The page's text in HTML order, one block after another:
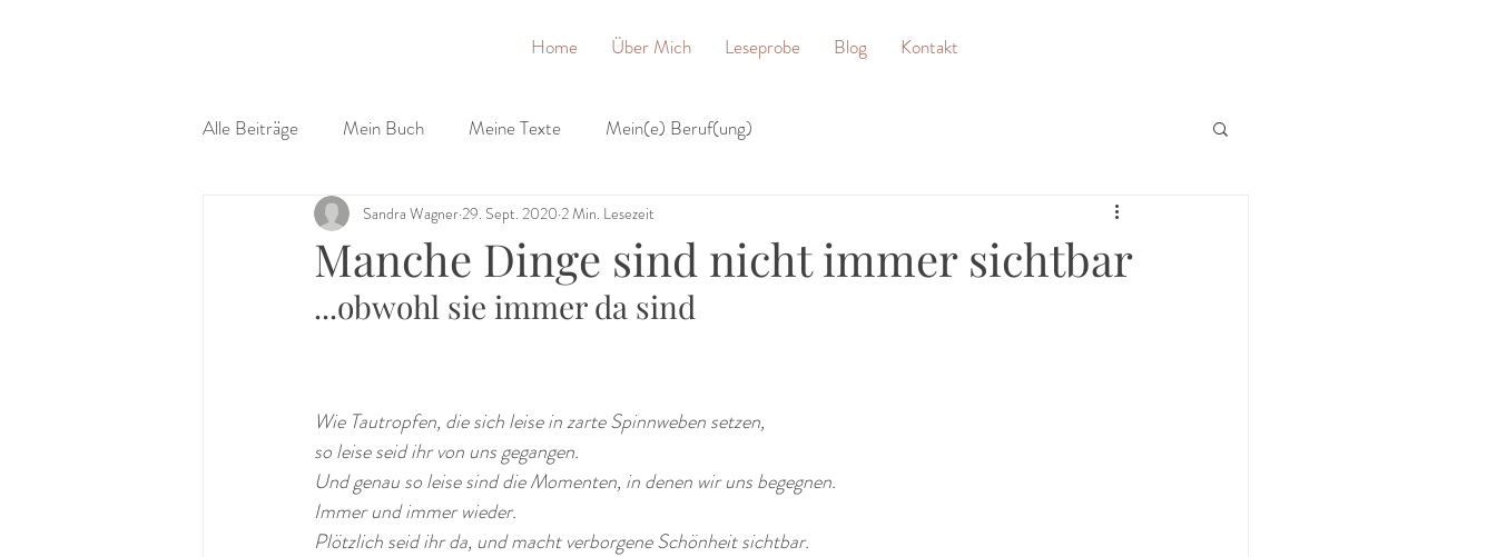
Home Über Mich Leseprobe Blog Kontakt
Alle Beiträge Mein Buch Meine Texte Mein(e) Beruf(ung)
Manche Dinge sind nicht immer sichtbar
Sandra Wagner 29. Sept. 2020 2 Min. Lesezeit
...obwohl sie immer da sind
Wie Tautropfen, die sich leise in zarte Spinnweben setzen,
so leise seid ihr von uns gegangen.
Und genau so leise sind die Momenten, in denen wir uns begegnen.
Immer und immer wieder.
Plötzlich seid ihr da, und macht verborgene Schönheit sichtbar.